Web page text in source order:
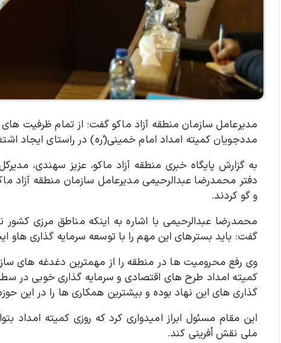
مدیرعامل سازمان منطقه آزاد ماکو گفت: از تمام ظرفیت های
مددجویان کمیته امداد امام خمینی‌‌(ٰره) در راستای ایجاد
به گزارش پایگاه خبری منطقه آزاد ماکو، عزیز سهندی،
دفتر محمدرضا عبدالرحیمی مدیرعامل سازمان منطقه
و گو کردند.
محمدرضا عبدالرحیمی با اشاره به اینکه مناطق مرزی
گفت: باید بسترهای این مهم را با توسعه سرمایه گذاری هاو
وی رفع محرومیت ها در منطقه را از مهمترین دغدغه های
کمیته امداد طرح های اقتصادی و سرمایه گذاری خوبی در
گذاری های این نهاد بوده و بیشترین همکاری ها را در این
این مقام مسئول ابراز امیدواری کرد که روزی کمیته امداد
ملی نقش أفرینی کند.